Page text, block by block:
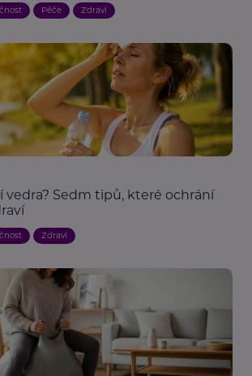
Péče Zdraví
vedra? Sedm tipů, které ochrání
Zdraví